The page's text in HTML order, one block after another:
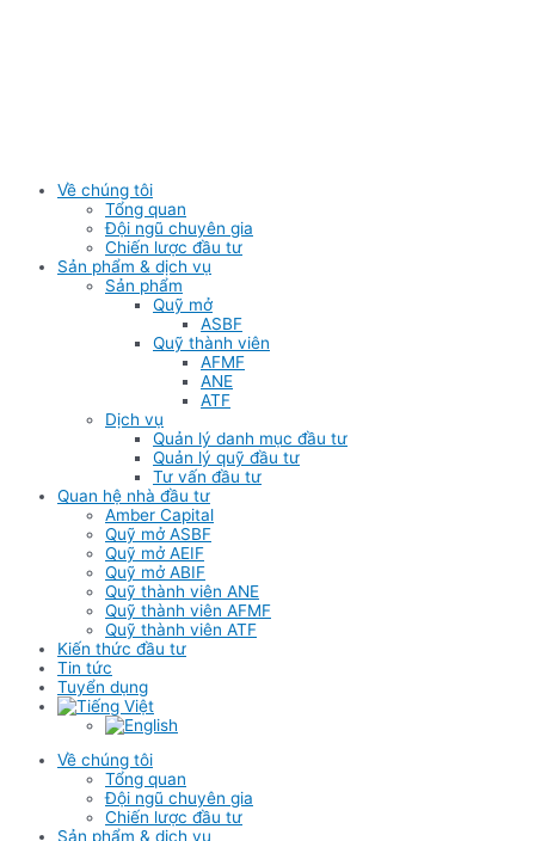
Về chúng tôi
Tổng quan
Đội ngũ chuyên gia
Chiến lược đầu tư
Sản phẩm & dịch vụ
Sản phẩm
Quỹ mở
ASBF
Quỹ thành viên
AFMF
ANE
ATF
Dịch vụ
Quản lý danh mục đầu tư
Quản lý quỹ đầu tư
Tư vấn đầu tư
Quan hệ nhà đầu tư
Amber Capital
Quỹ mở ASBF
Quỹ mở AEIF
Quỹ mở ABIF
Quỹ thành viên ANE
Quỹ thành viên AFMF
Quỹ thành viên ATF
Kiến thức đầu tư
Tin tức
Tuyển dụng
Về chúng tôi
Tổng quan
Đội ngũ chuyên gia
Chiến lược đầu tư
Sản phẩm & dịch vụ